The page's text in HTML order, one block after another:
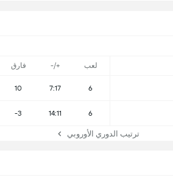
لعب +/- فارق
6
7:17
10
6
14:11
-3
ترتيب الدوري الأوروبي